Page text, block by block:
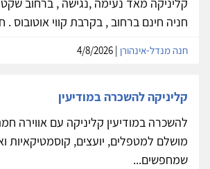
קליניקה מאד נעימה ,נגישה , ברחוב
חניה חינם ברחוב , בקרבת קווי אוטובוס .
חנה מנדל-אינהורן
קליניקה להשכרה במודיעין
להשכרה במודיעין קליניקה עם אווירה
מושלם למטפלים, יועצים, קוסמטיקאיות
שמחפשים...